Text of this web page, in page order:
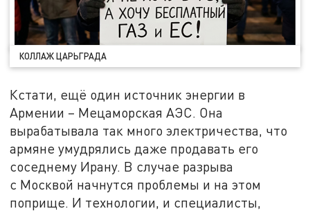
КОЛЛАЖ ЦАРЬГРАДА
Кстати, ещё один источник энергии в
Армении – Мецаморская АЭС. Она
вырабатывала так много электричества, что
армяне умудрялись даже продавать его
соседнему Ирану. В случае разрыва
с Москвой начнутся проблемы и на этом
поприще. И технологии, и специалисты,